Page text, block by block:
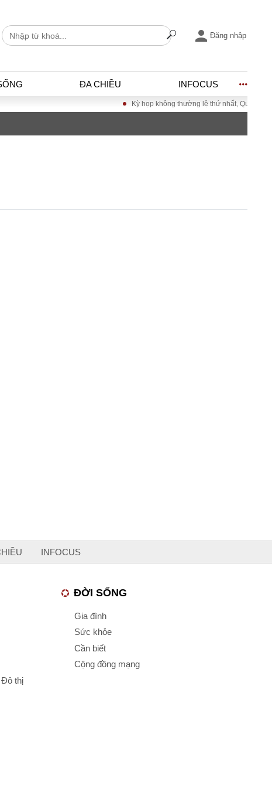
Đăng nhập
ĐA CHIỀU INFOCUS
– Đô thị
Kỳ họp không thường lệ thứ nhất, Quốc hội
INFOCUS
Đô thị
ĐỜI SỐNG
Gia đình
Sức khỏe
Cần biết
Cộng đồng mạng